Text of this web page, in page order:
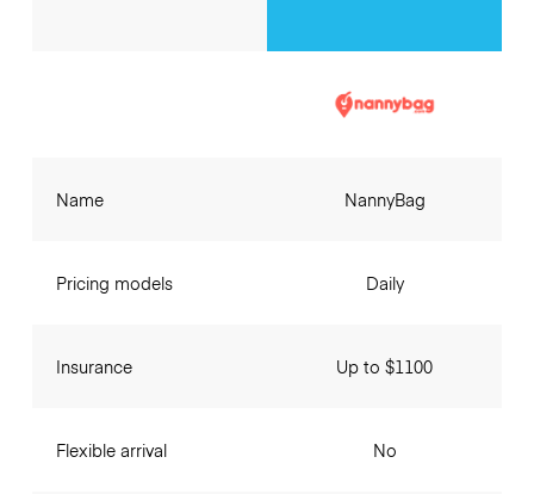
Name
Pricing models
Insurance
Flexible arrival
NannyBag
Daily
Up to $1100
No